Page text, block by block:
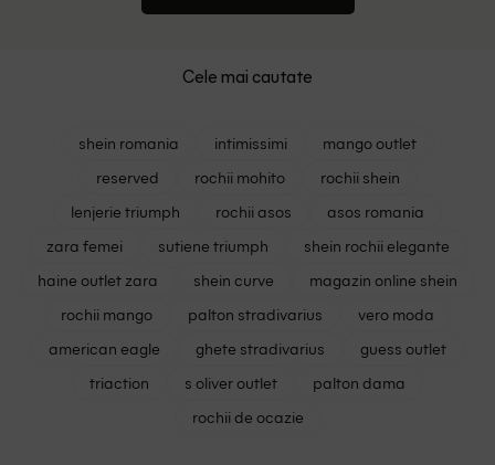
Cele mai cautate
shein romania intimissimi
mango outlet
reserved
rochii mohito
rochii shein
lenjerie triumph
rochii asos
asos romania
zara femei
sutiene triumph
shein rochii elegante
haine outlet zara
shein curve
magazin online shein
rochii mango
palton stradivarius
vero moda
american eagle
ghete stradivarius
guess outlet
triaction
s oliver outlet
palton dama
rochii de ocazie